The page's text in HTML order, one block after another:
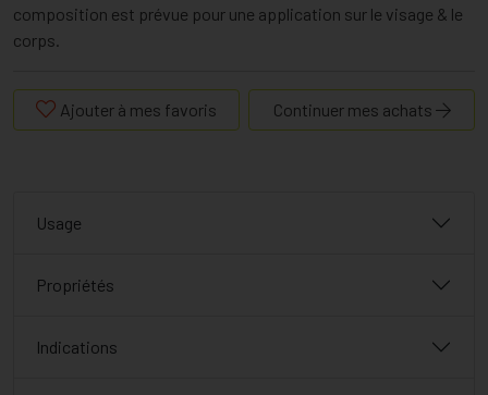
composition est prévue pour une application sur le visage & le
corps.
Ajouter à mes favoris Continuer mes achats
Usage
Propriétés
Indications